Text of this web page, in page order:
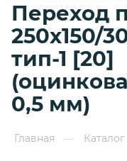
Переход
250х150/
тип-1 [20]
0,5 мм)
Главная — Каталог